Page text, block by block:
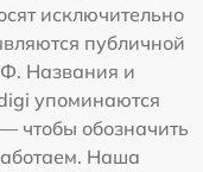
исключительно
публичной
Названия и
упоминаются
чтобы обозначить
Наша